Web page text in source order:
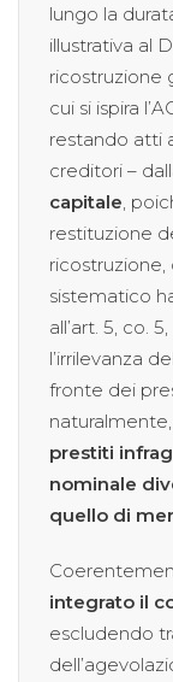
lungo la
illustrativa al
ricostruzione
cui si ispira
restando atti
creditori –
capitale ,
restituzione
sistematico
all’art. 5, co.
l’irrilevanza
fronte dei
prestiti
nominale
quello di
integrato il
escludendo